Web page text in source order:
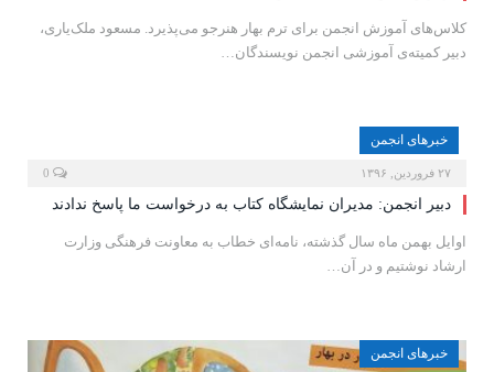
کلاس‌های آموزش انجمن برای ترم بهار هنرجو می‌پذیرد. مسعود ملک‌یاری،
دبیر کمیته‌ی آموزشی انجمن نویسندگان…
خبرهای انجمن
۲۷ فروردین, ۱۳۹۶
دبیر انجمن: مدیران نمایشگاه کتاب به درخواست ما پاسخ ندادند
اوایل بهمن ماه سال گذشته، نامه‌ای خطاب به معاونت فرهنگی وزارت
ارشاد نوشتیم و در آن…
خبرهای انجمن